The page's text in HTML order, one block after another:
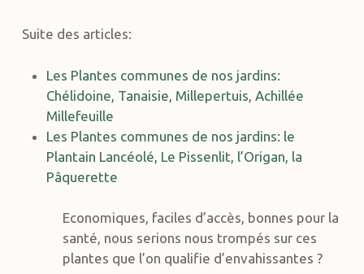
Suite des articles:
Les Plantes communes de nos jardins:
Chélidoine, Tanaisie, Millepertuis, Achillée
Millefeuille
Les Plantes communes de nos jardins: le
Plantain Lancéolé, Le Pissenlit, l’Origan, la
Pâquerette
Economiques, faciles d’accès, bonnes pour la
santé, nous serions nous trompés sur ces
plantes que l’on qualifie d’envahissantes ?